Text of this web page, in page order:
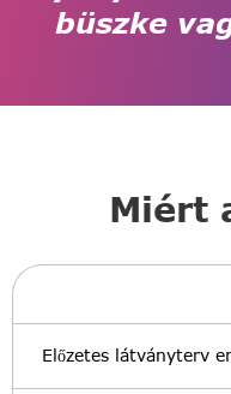
büszke
Miért
Előzetes látványterv